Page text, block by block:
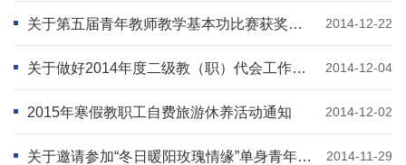
2014-12-22
关于第五届青年教师教学基本功比赛获奖名单的通报
2014-12-04
关于做好2014年度二级教（职）代会工作的通知
2014-12-02
2015年寒假教职工自费旅游休养活动通知
2014-11-29
关于邀请参加“冬日暖阳玫瑰情缘”单身青年联谊会暨“幸福向前冲”单身青年相亲交友活动的通知